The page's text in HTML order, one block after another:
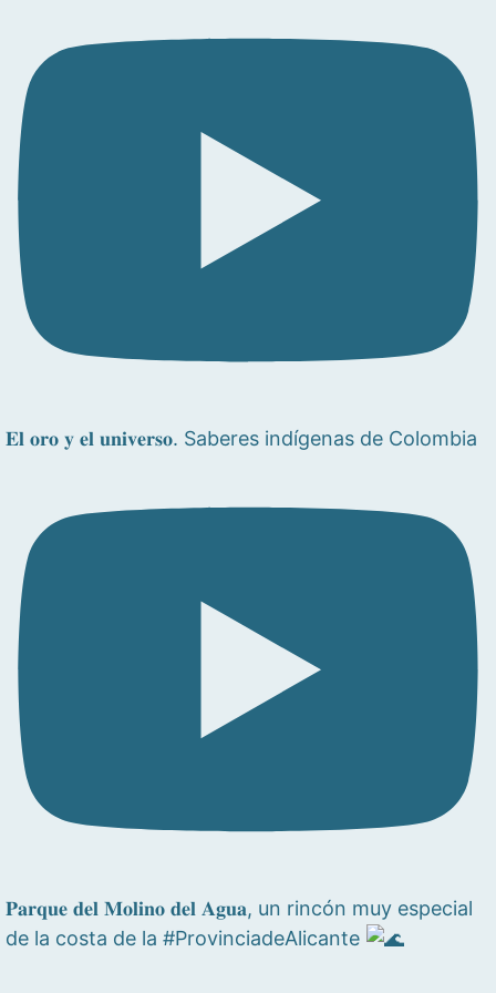
𝐄𝐥 𝐨𝐫𝐨 𝐲 𝐞𝐥 𝐮𝐧𝐢𝐯𝐞𝐫𝐬𝐨. Saberes indígenas de Colombia
𝐏𝐚𝐫𝐪𝐮𝐞 𝐝𝐞𝐥 𝐌𝐨𝐥𝐢𝐧𝐨 𝐝𝐞𝐥 𝐀𝐠𝐮𝐚, un rincón muy especial
de la costa de la #ProvinciadeAlicante